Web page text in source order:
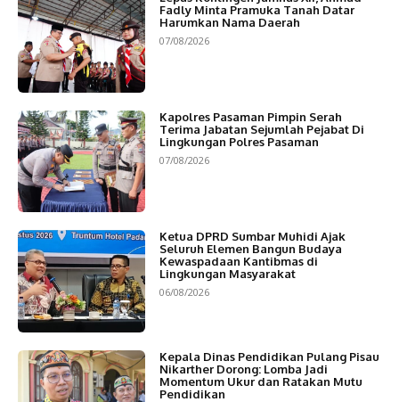
Fadly Minta Pramuka Tanah Datar
Harumkan Nama Daerah
07/08/2026
Kapolres Pasaman Pimpin Serah
Terima Jabatan Sejumlah Pejabat Di
Lingkungan Polres Pasaman
07/08/2026
Ketua DPRD Sumbar Muhidi Ajak
Seluruh Elemen Bangun Budaya
Kewaspadaan Kantibmas di
Lingkungan Masyarakat
06/08/2026
Kepala Dinas Pendidikan Pulang Pisau
Nikarther Dorong: Lomba Jadi
Momentum Ukur dan Ratakan Mutu
Pendidikan